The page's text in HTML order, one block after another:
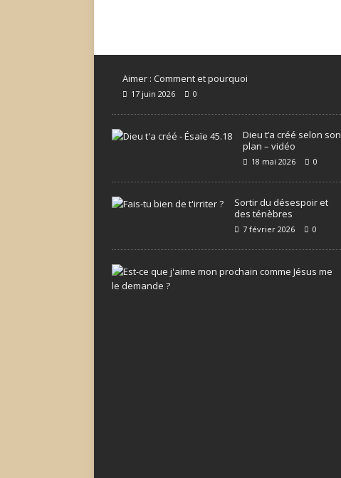
Aimer : Comment et pourquoi
17 juin 2026 0
Dieu t’a créé selon son
plan – vidéo
18 mai 2026 0
Sortir du désespoir et
des ténèbres
7 février 2026 0